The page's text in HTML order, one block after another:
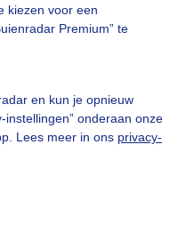
kiezen voor een
Premium” te
en kun je opnieuw
instellingen” onderaan onze
Lees meer in ons privacy-